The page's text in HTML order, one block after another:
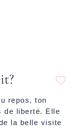
repos, ton
de liberté. Elle
la belle visite